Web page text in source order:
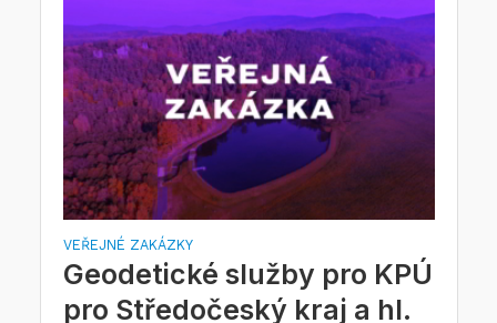
VEŘEJNÉ ZAKÁZKY
Geodetické služby pro KPÚ
pro Středočeský kraj a hl.